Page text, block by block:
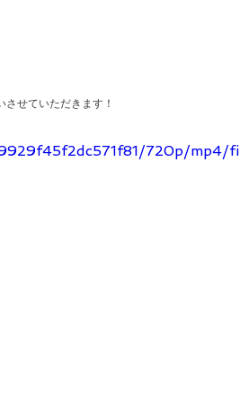
せていただきます！
720p/mp4/fi